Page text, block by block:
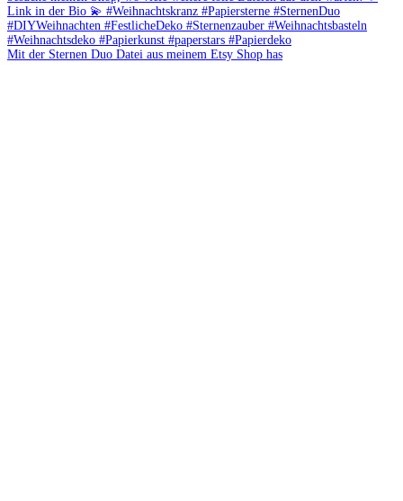
Mit der Sternen Duo Datei aus meinem Etsy Shop has